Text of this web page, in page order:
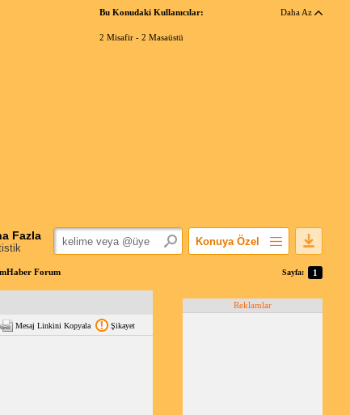
Bu Konudaki Kullanıcılar: Daha Az
2 Misafir - 2 Masaüstü
Fazla Konuya Özel
Popüler Mesajlar
Forum Sayfa: 1
Mesaj Linkini Kopyala Şikayet
Reklamlar